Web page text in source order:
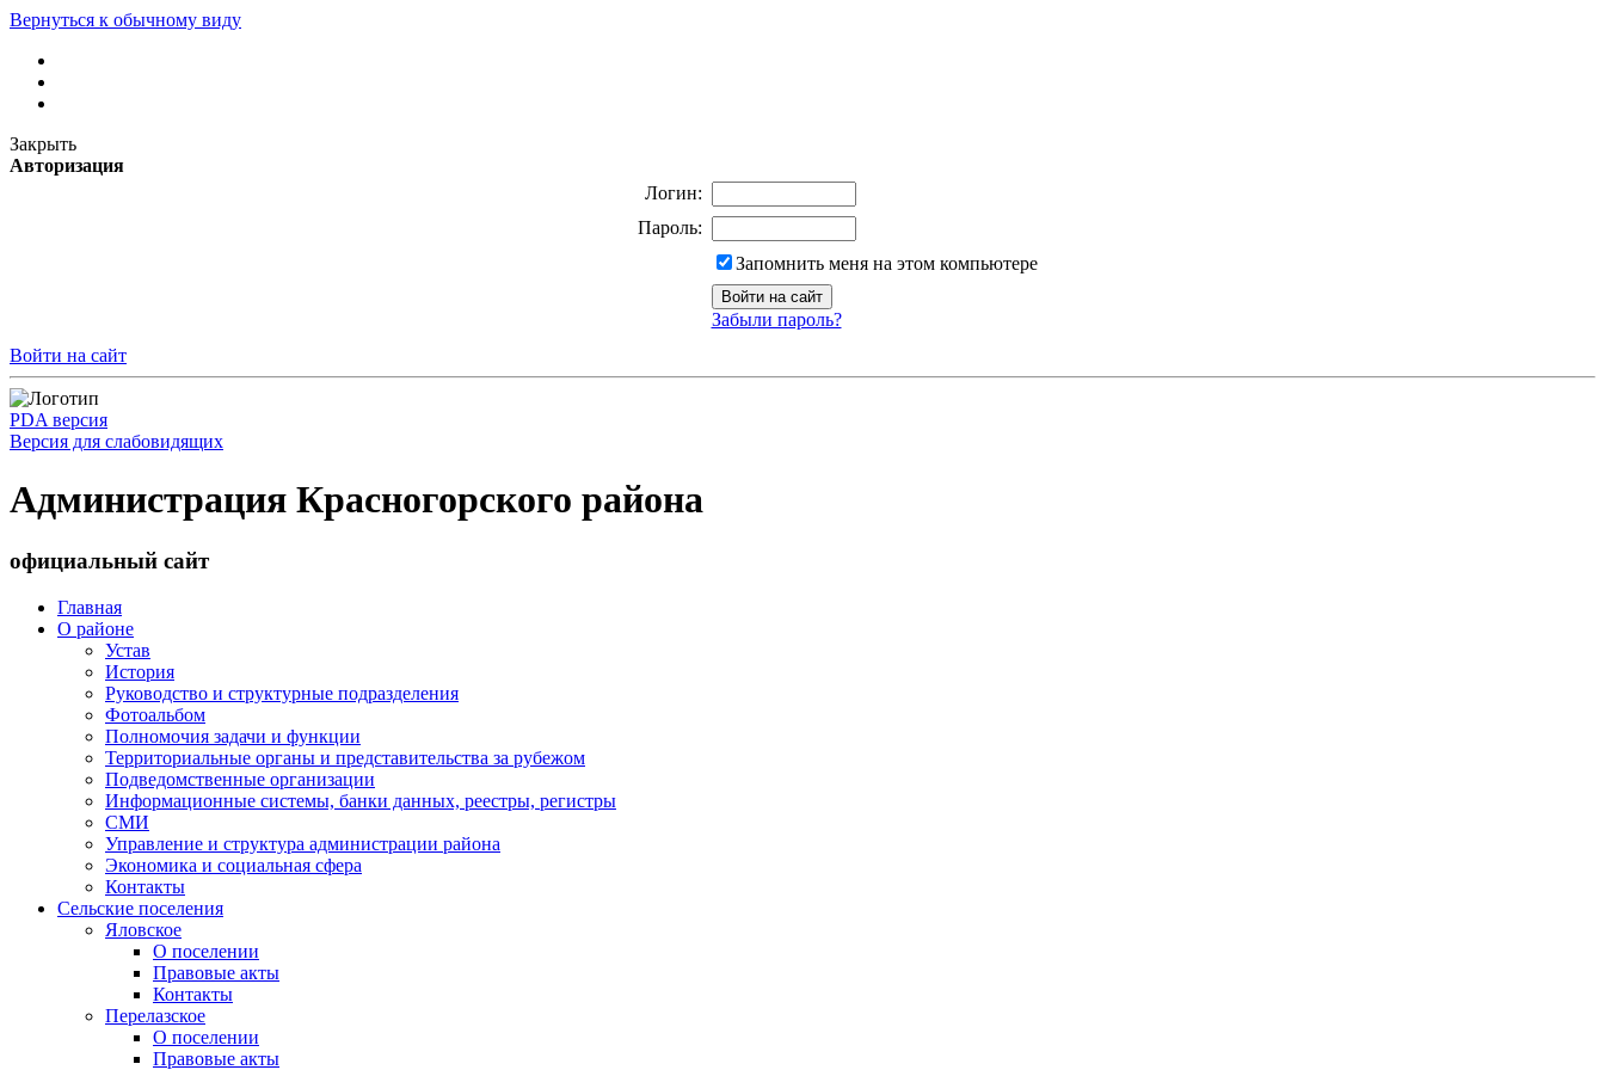
Вернуться к обычному виду
Закрыть
Авторизация
Логин:
Пароль:
Запомнить меня на этом компьютере
Забыли пароль?
Войти на сайт
PDA версия
Версия для слабовидящих
Администрация Красногорского района
официальный сайт
Главная
О районе
Устав
История
Руководство и структурные подразделения
Фотоальбом
Полномочия задачи и функции
Территориальные органы и представительства за рубежом
Подведомственные организации
Информационные системы, банки данных, реестры, регистры
СМИ
Управление и структура администрации района
Экономика и социальная сфера
Контакты
Сельские поселения
Яловское
О поселении
Правовые акты
Контакты
Перелазское
О поселении
Правовые акты